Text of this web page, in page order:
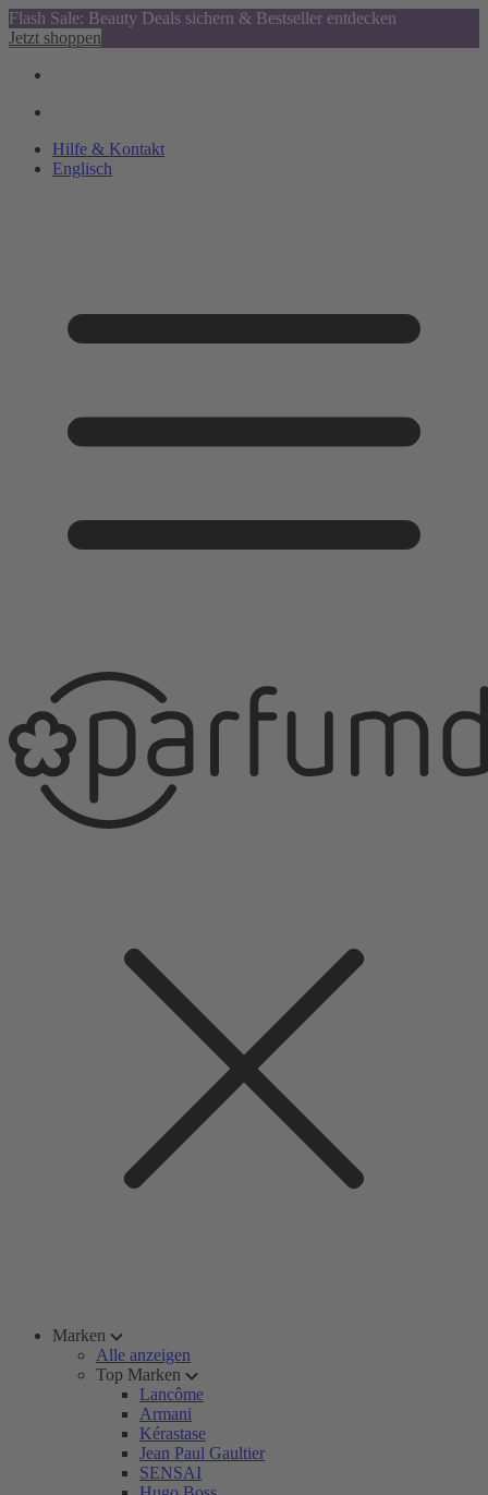
Flash Sale: Beauty Deals sichern & Bestseller entdecken
Jetzt shoppen
Hilfe & Kontakt
Englisch
Marken
Alle anzeigen
Top Marken
Lancôme
Armani
Kérastase
Jean Paul Gaultier
SENSAI